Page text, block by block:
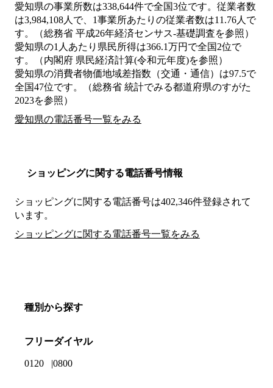
愛知県の事業所数は338,644件で全国3位です。従業者数
は3,984,108人で、1事業所あたりの従業者数は11.76人で
す。（総務省 平成26年経済センサス‐基礎調査を参照）
愛知県の1人あたり県民所得は366.1万円で全国2位で
す。（内閣府 県民経済計算(令和元年度)を参照）
愛知県の消費者物価地域差指数（交通・通信）は97.5で
全国47位です。（総務省 統計でみる都道府県のすがた
2023を参照）
愛知県の電話番号一覧をみる
ショッピングに関する電話番号情報
ショッピングに関する電話番号は402,346件登録されて
います。
ショッピングに関する電話番号一覧をみる
種別から探す
フリーダイヤル
0120 0800